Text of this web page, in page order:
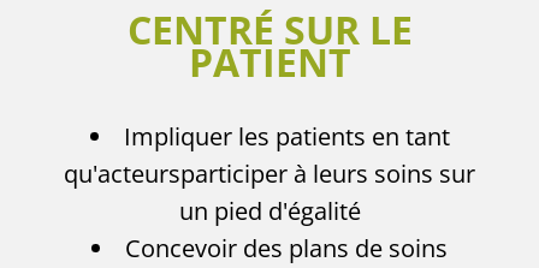
CENTRÉ SUR LE
PATIENT
Impliquer les patients en tant
qu'acteursparticiper à leurs soins sur
un pied d'égalité
Concevoir des plans de soins